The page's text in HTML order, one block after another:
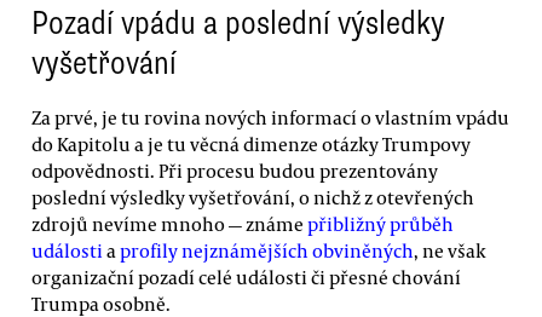
Pozadí vpádu a poslední výsledky
vyšetřování
Za prvé, je tu rovina nových informací o vlastním vpádu
do Kapitolu a je tu věcná dimenze otázky Trumpovy
odpovědnosti. Při procesu budou prezentovány
poslední výsledky vyšetřování, o nichž z otevřených
zdrojů nevíme mnoho — známe přibližný průběh
události a profily nejznámějších obviněných, ne však
organizační pozadí celé události či přesné chování
Trumpa osobně.